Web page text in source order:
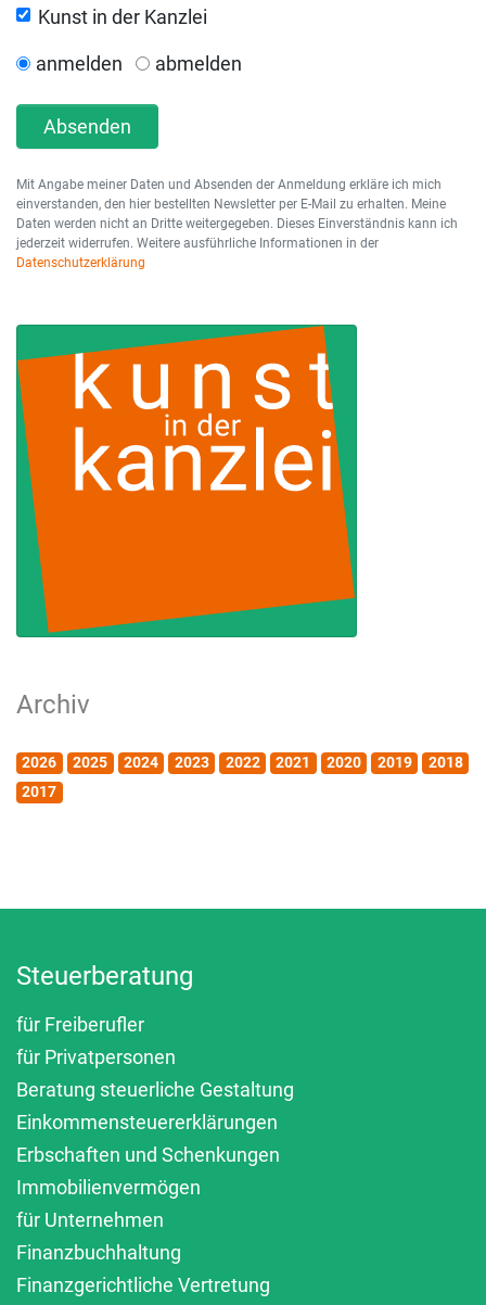
Kunst in der Kanzlei
anmelden abmelden
Absenden
Mit Angabe meiner Daten und Absenden der Anmeldung erkläre ich mich
einverstanden, den hier bestellten Newsletter per E-Mail zu erhalten. Meine
Daten werden nicht an Dritte weitergegeben. Dieses Einverständnis kann ich
jederzeit widerrufen. Weitere ausführliche Informationen in der
Datenschutzerklärung
Archiv
2026 2025 2024 2023 2022 2021 2020 2019
2018
2017
Steuerberatung
für Freiberufler
für Privatpersonen
Beratung steuerliche Gestaltung
Einkommensteuererklärungen
Erbschaften und Schenkungen
Immobilienvermögen
für Unternehmen
Finanzbuchhaltung
Finanzgerichtliche Vertretung